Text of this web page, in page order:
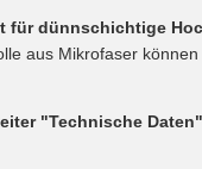
für dünnschichtige
aus Mikrofaser
"Technische